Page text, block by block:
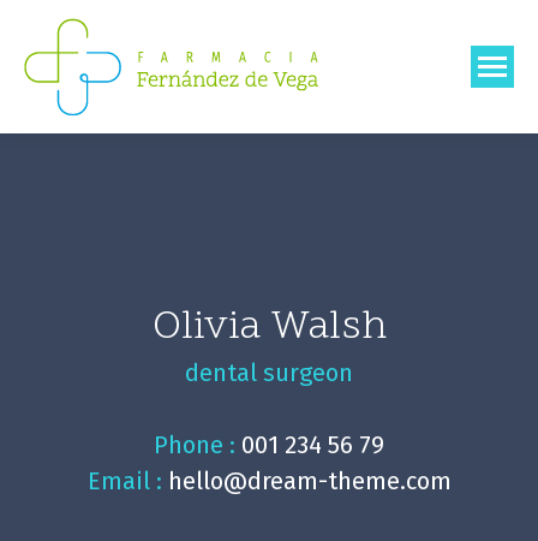
Olivia Walsh
dental surgeon
Phone : 001 234 56 79
Email : hello@dream-theme.com